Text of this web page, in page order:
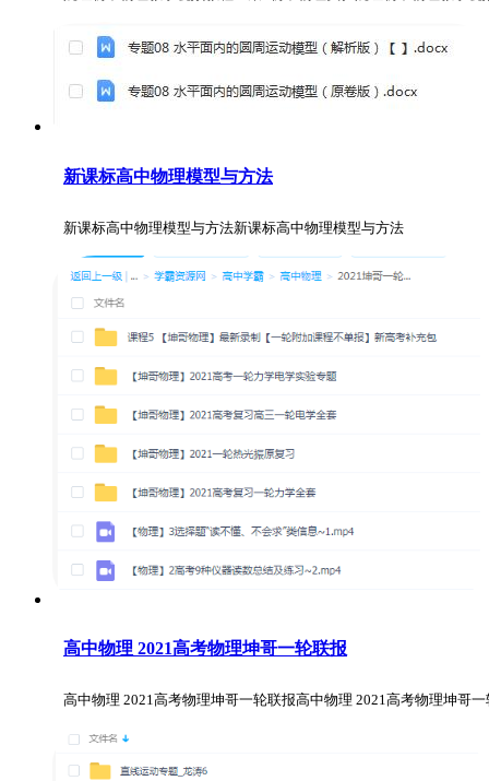
新课标高中物理模型与方法
新课标高中物理模型与方法新课标高中物理模型与方法
高中物理 2021高考物理坤哥一轮联报
高中物理 2021高考物理坤哥一轮联报高中物理 2021高考物理坤哥